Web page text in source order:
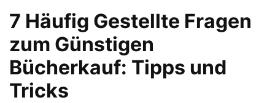
7 Häufig Gestellte Fragen
zum Günstigen
Bücherkauf: Tipps und
Tricks